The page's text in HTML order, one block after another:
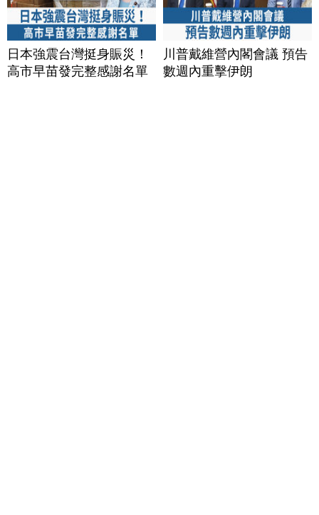
日本強震台灣挺身賑災！
高市早苗發完整感謝名單
川普戴維營內閣會議 預告
數週內重擊伊朗